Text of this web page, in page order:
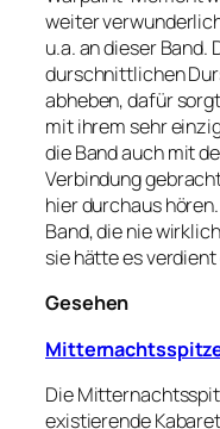
weiter
u.a. an dieser Band.
durschnittlichen
abheben, dafür
mit ihrem sehr
die Band auch mit
Verbindung
hier durchaus
Band, die nie
sie hätte es
Gesehen
Die
existierende